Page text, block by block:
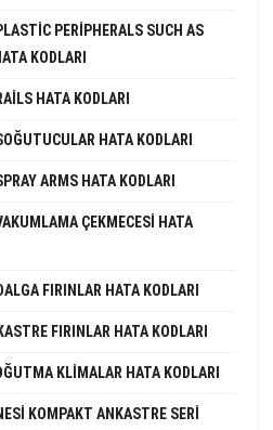
PERIPHERALS SUCH AS
KODLARI
HATA KODLARI
HATA KODLARI
ARMS HATA KODLARI
ÇEKMECESI HATA
FIRINLAR HATA KODLARI
FIRINLAR HATA KODLARI
KLIMALAR HATA KODLARI
KOMPAKT ANKASTRE SERI